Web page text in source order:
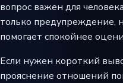
вопрос важен для
только предупреждение,
помогает спокойнее
Если нужен короткий
прояснение отношений